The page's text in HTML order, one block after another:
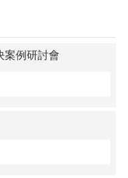
案例研討會